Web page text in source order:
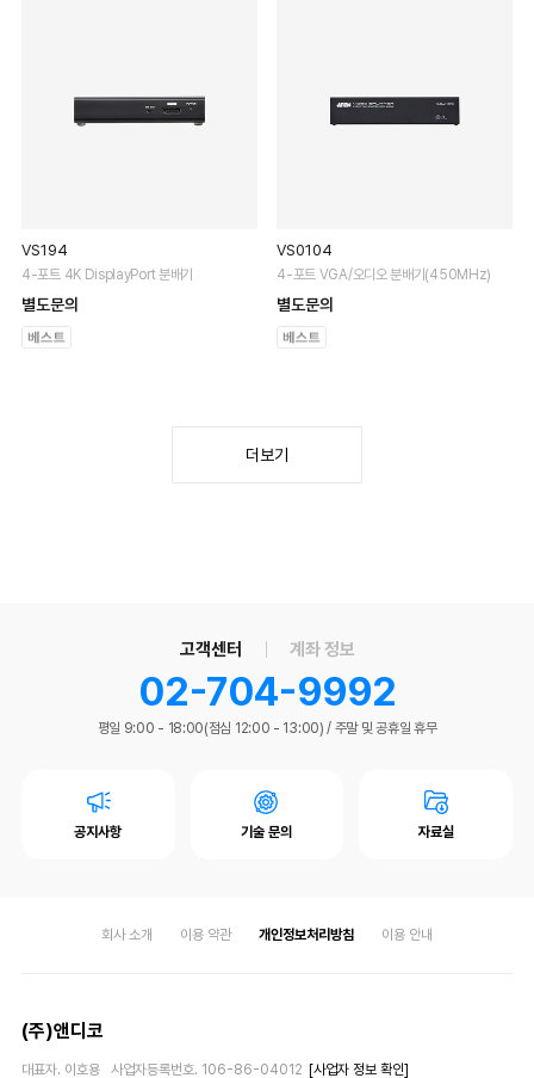
VS194
4-포트 4K DisplayPort 분배기
별도문의
VS0104
4-포트 VGA/오디오 분배기(450MHz)
별도문의
더보기
고객센터 계좌 정보
02-704-9992
평일 9:00 - 18:00(점심 12:00 - 13:00) / 주말 및 공휴일 휴무
공지사항 기술 문의 자료실
회사 소개 이용 약관 개인정보처리방침 이용 안내
(주)앤디코
대표자. 이호용 사업자등록번호. 106-86-04012 [사업자 정보 확인]